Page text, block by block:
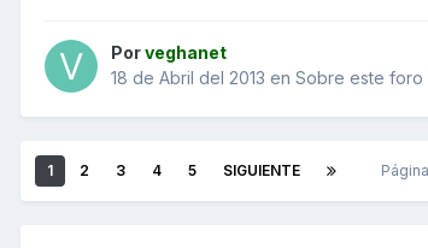
Porveghanet
18 de Abril del 2013 en Sobre este foro
1 2 3 4 5 SIGUIENTE